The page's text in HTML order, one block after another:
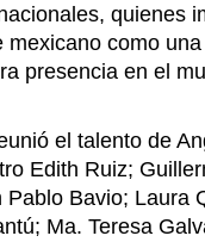
quienes
mexicano como
presencia en el
el talento de
Edith Ruiz;
Pablo Bavio; Laura
Ma. Teresa